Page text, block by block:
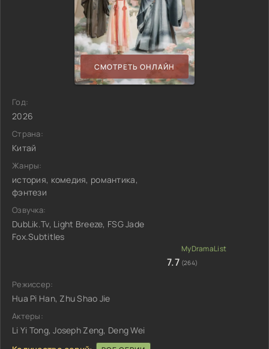
СМОТРЕТЬ ОНЛАЙН
Год:
2026
Страна:
Китай
Жанры:
история, комедия, романтика,
фэнтези
Озвучка:
DubLik.Tv, Light Breeze, FSG Jade
Fox.Subtitles
7.7 (264)
Режиссер:
Hua Pi Han, Zhu Shao Jie
Актеры:
Li Yi Tong, Joseph Zeng, Deng Wei